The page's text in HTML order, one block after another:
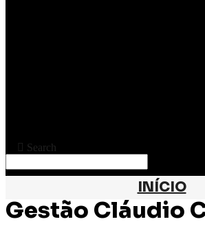
Search
INÍCIO
Gestão Cláudio